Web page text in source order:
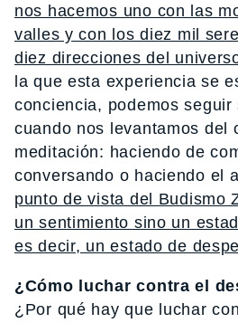
nos hacemos uno con las
valles y con los diez mil
diez direcciones del
la que esta experiencia se
conciencia, podemos seguir
cuando nos levantamos del
meditación: haciendo de
conversando o haciendo el
punto de vista del Budismo
un sentimiento sino un
es decir, un estado de
¿Cómo luchar contra el
¿Por qué hay que luchar